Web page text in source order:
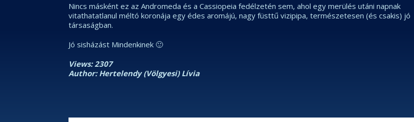
Nincs másként ez az Andromeda és a Cassiopeia fedélzetén sem, ahol egy merülés utáni napnak
vitathatatlanul méltó koronája egy édes aromájú, nagy füsttű vizipipa, természetesen (és csakis) jó
társaságban.
Jó sisházást Mindenkinek 🙂
Views: 2307
Author: Hertelendy (Völgyesi) Lívia